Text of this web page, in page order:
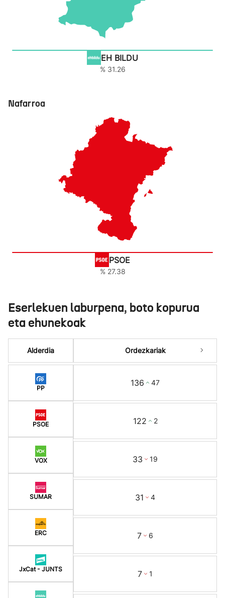
EH BILDU
% 31.26
Nafarroa
PSOE
% 27.38
Eserlekuen laburpena, boto kopurua
eta ehunekoak
Alderdia
PP
PSOE
VOX
SUMAR
ERC
JxCat - JUNTS
Ordezkariak
136 47
122 2
33 19
31 4
7 6
7 1